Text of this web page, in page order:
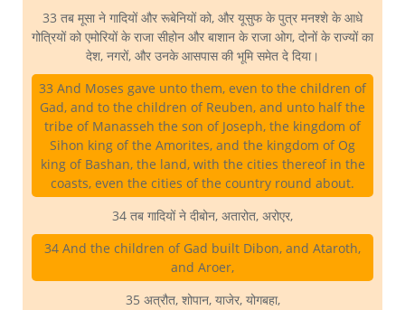
33 तब मूसा ने गादियों और रूबेनियों को, और यूसुफ के पुत्र मनश्शे के आधे
गोत्रियों को एमोरियों के राजा सीहोन और बाशान के राजा ओग, दोनों के राज्यों का
देश, नगरों, और उनके आसपास की भूमि समेत दे दिया।
33 And Moses gave unto them, even to the children of
Gad, and to the children of Reuben, and unto half the
tribe of Manasseh the son of Joseph, the kingdom of
Sihon king of the Amorites, and the kingdom of Og
king of Bashan, the land, with the cities thereof in the
coasts, even the cities of the country round about.
34 तब गादियों ने दीबोन, अतारोत, अरोएर,
34 And the children of Gad built Dibon, and Ataroth,
and Aroer,
35 अत्रौत, शोपान, याजेर, योगबहा,